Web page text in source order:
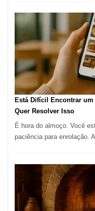
Está Difícil Encontrar
Quer Resolver Isso
É hora do almoço. Você
paciência para enrolação.